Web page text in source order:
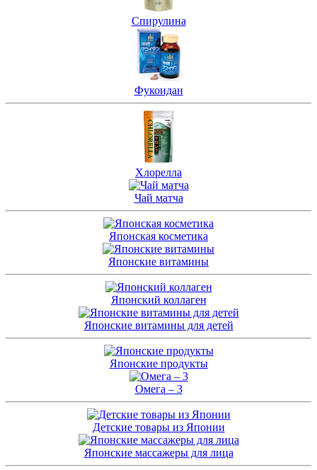
Спирулина
Фукоидан
Хлорелла
Чай матча
Японская косметика
Японские витамины
Японский коллаген
Японские витамины для детей
Японские продукты
Омега – 3
Детские товары из Японии
Японские массажеры для лица